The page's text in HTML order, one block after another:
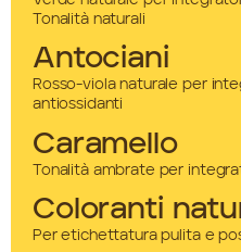
Tonalità naturali
Antociani
Rosso-viola naturale per
antiossidanti
Caramello
Tonalità ambrate per
Coloranti
Per etichettatura pulita e